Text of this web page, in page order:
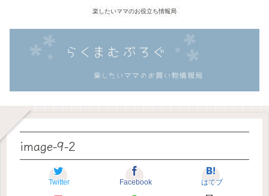
楽したいママのお役立ち情報局
image-9-2
Twitter Facebook はてブ